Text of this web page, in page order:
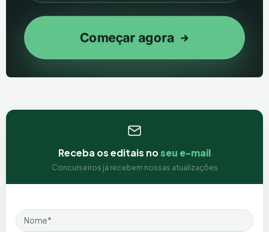
Receba os editais noseu e-mail
Concurseiros já recebem nossas atualizações
Nome